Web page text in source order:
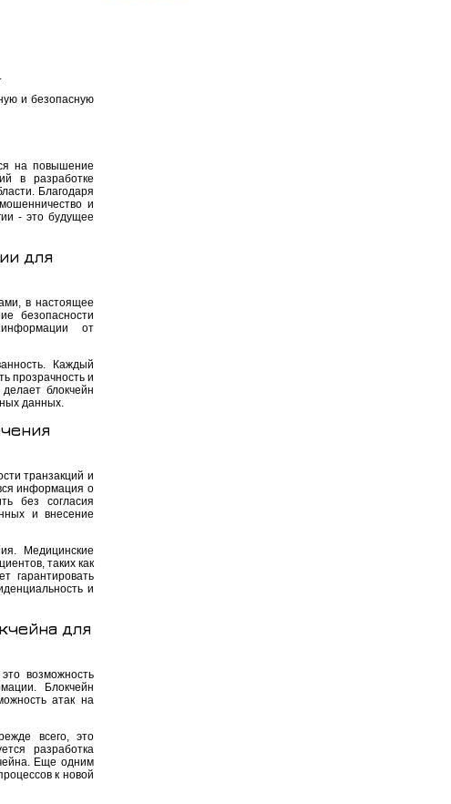
и безопасную
на повышение
в разработке
Благодаря
и
- это будущее
для
в настоящее
безопасности
от
Каждый
прозрачность и
блокчейн
данных.
транзакций и
информация о
без согласия
и внесение
Медицинские
таких как
гарантировать
и
для
возможность
Блокчейн
атак на
всего, это
разработка
Еще одним
к новой